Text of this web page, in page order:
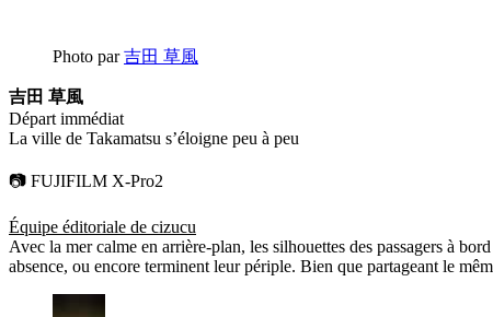
Photo par吉田 草風
吉田 草風
Départ immédiat
La ville de Takamatsu s’éloigne peu à peu
📷 FUJIFILM X-Pro2
Équipe éditoriale de cizucu
Avec la mer calme en arrière-plan, les silhouettes des passagers à
absence, ou encore terminent leur périple. Bien que partageant le